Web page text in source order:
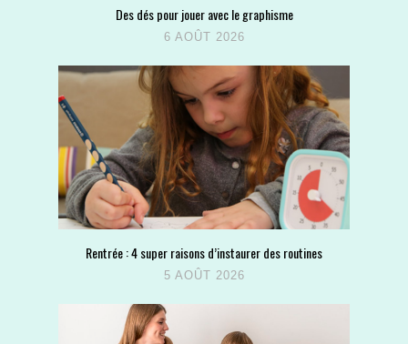
Des dés pour jouer avec le graphisme
6 AOÛT 2026
Rentrée : 4 super raisons d’instaurer des routines
5 AOÛT 2026